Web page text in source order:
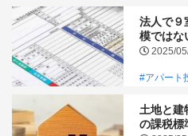
法人で９
模ではな
2025/
#アパート
土地と建
の課税標